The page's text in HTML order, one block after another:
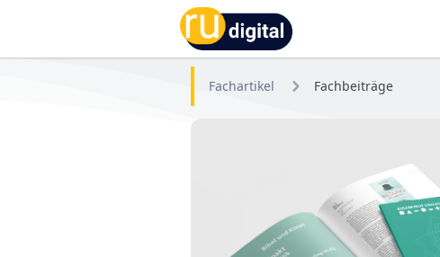
RU-digital
Fachartikel Fachbeiträge